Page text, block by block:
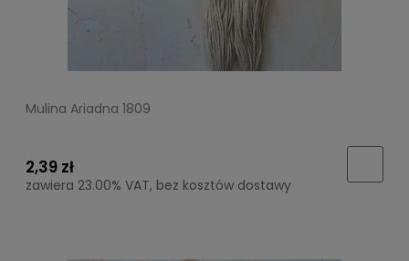
Mulina Ariadna 1809
2,39 zł
zawiera 23.00% VAT, bez kosztów dostawy